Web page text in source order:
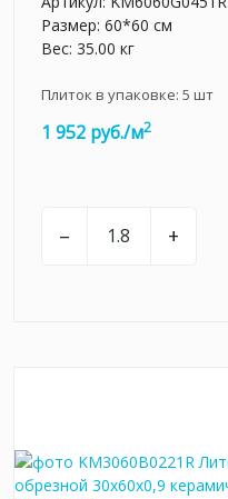
Размер: 60*60 см
Вес: 35.00 кг
Плиток в упаковке: 5 шт
1 952 руб./м2
– +